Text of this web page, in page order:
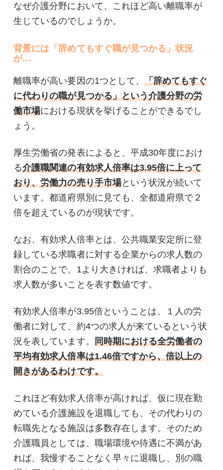
なぜ介護分野において、これほど高い離職率が
生じているのでしょうか。
背景には「辞めてもすぐ職が見つかる」状況
が…
離職率が高い要因の1つとして、 「辞めてもすぐ
に代わりの職が見つかる」という介護分野の労
働市場における現状を挙げることができるでし
ょう。
厚生労働省の発表によると、平成30年度におけ
る介護職関連の有効求人倍率は3.95倍に上って
おり、労働力の売り手市場という状況が続いて
います。都道府県別に見ても、全都道府県で２
倍を超えているのが現状です。
なお、有効求人倍率とは、公共職業安定所に登
録している求職者に対する企業からの求人数の
割合のことで、1より大きければ、求職者よりも
求人数が多いことを表す数値です。
有効求人倍率が3.95倍ということは、１人の労
働者に対して、約4つの求人が来ているという状
況を表しています。 同時期における全労働者の
平均有効求人倍率は1.46倍ですから、倍以上の
開きがあるわけです。
これほど有効求人倍率が高ければ、仮に現在勤
めている介護施設を退職しても、その代わりの
転職先となる施設は多数存在します。そのため
介護職員としては、職場環境や待遇に不満があ
れば、我慢することなく早々に退職し、別の職